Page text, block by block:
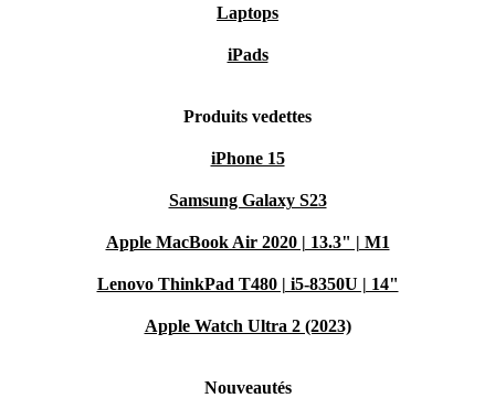
Laptops
iPads
Produits vedettes
iPhone 15
Samsung Galaxy S23
Apple MacBook Air 2020 | 13.3" | M1
Lenovo ThinkPad T480 | i5-8350U | 14"
Apple Watch Ultra 2 (2023)
Nouveautés